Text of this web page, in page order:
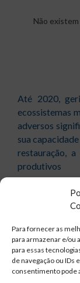
Para fornecer as
para armazenar e/ou
para essas
de navegação ou
consentimento pode
Não
Até 2020,
ecossistemas
adversos
sua
restauração,
produtivos
Não
Minimizar e